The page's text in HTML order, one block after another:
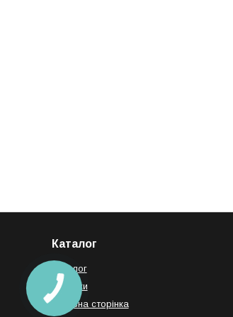
Каталог
Каталог
Новинки
Головна сторінка